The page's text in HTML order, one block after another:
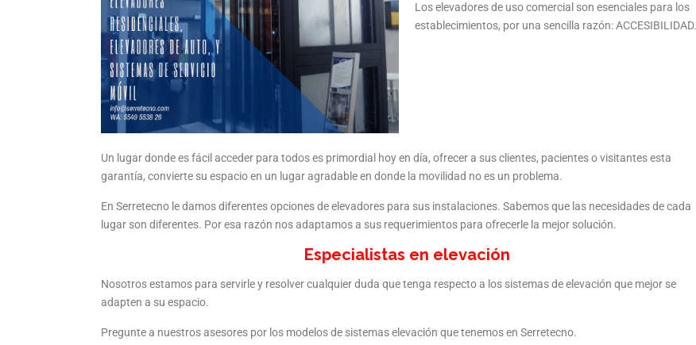
Los elevadores de uso comercial son esenciales para los
establecimientos, por una sencilla razón: ACCESIBILIDAD.
Un lugar donde es fácil acceder para todos es primordial hoy en día, ofrecer a sus clientes, pacientes o visitantes esta
garantía, convierte su espacio en un lugar agradable en donde la movilidad no es un problema.
En Serretecno le damos diferentes opciones de elevadores para sus instalaciones. Sabemos que las necesidades de cada
lugar son diferentes. Por esa razón nos adaptamos a sus requerimientos para ofrecerle la mejor solución.
Especialistas en elevación
Nosotros estamos para servirle y resolver cualquier duda que tenga respecto a los sistemas de elevación que mejor se
adapten a su espacio.
Pregunte a nuestros asesores por los modelos de sistemas elevación que tenemos en Serretecno.